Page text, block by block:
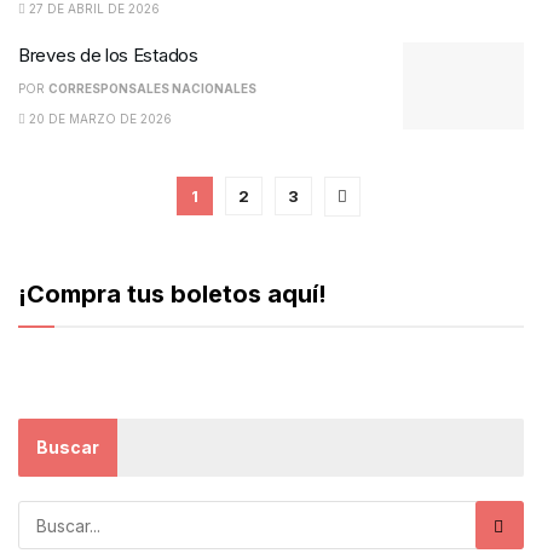
27 DE ABRIL DE 2026
Breves de los Estados
POR CORRESPONSALES NACIONALES
20 DE MARZO DE 2026
1 2 3
¡Compra tus boletos aquí!
Buscar